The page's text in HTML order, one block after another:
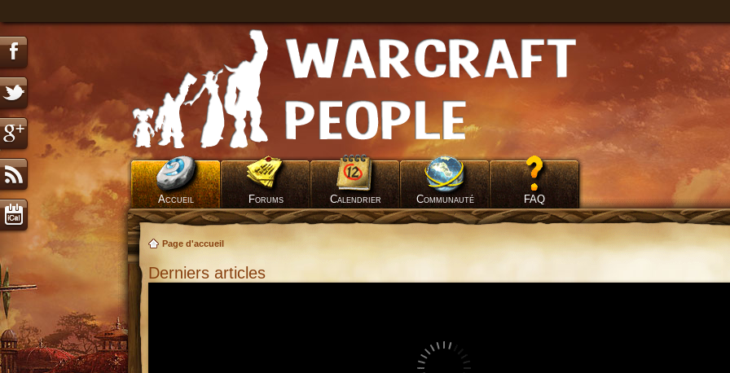
Accueil Forums Calendrier Communauté FAQ
Page d'accueil
Derniers articles